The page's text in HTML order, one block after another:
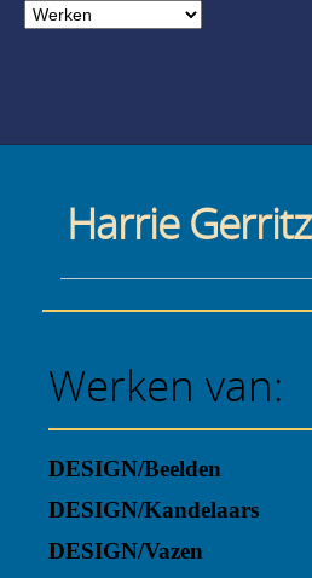
Harrie Gerritz
Werken van:
DESIGN/Beelden
DESIGN/Kandelaars
DESIGN/Vazen